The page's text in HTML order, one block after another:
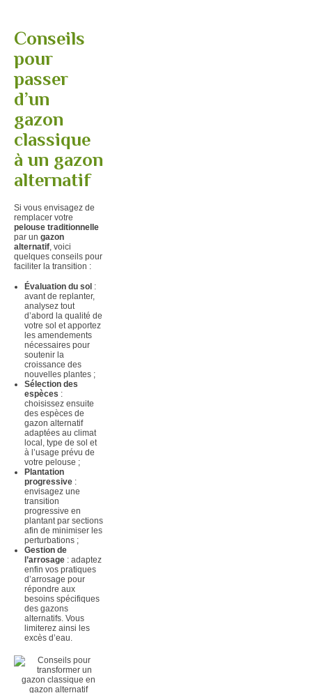
Conseils
pour
passer
d’un
gazon
classique
à un gazon
alternatif
Si vous envisagez de
remplacer votre
pelouse traditionnelle
par un gazon
alternatif, voici
quelques conseils pour
faciliter la transition :
Évaluation du sol :
avant de replanter,
analysez tout
d’abord la qualité de
votre sol et apportez
les amendements
nécessaires pour
soutenir la
croissance des
nouvelles plantes ;
Sélection des
espèces :
choisissez ensuite
des espèces de
gazon alternatif
adaptées au climat
local, type de sol et
à l’usage prévu de
votre pelouse ;
Plantation
progressive :
envisagez une
transition
progressive en
plantant par sections
afin de minimiser les
perturbations ;
Gestion de
l’arrosage : adaptez
enfin vos pratiques
d’arrosage pour
répondre aux
besoins spécifiques
des gazons
alternatifs. Vous
limiterez ainsi les
excès d’eau.